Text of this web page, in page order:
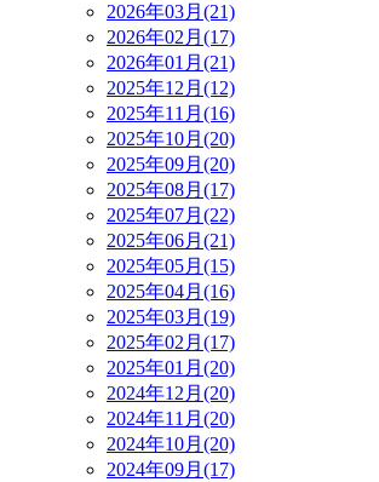
2026年03月(21)
2026年02月(17)
2026年01月(21)
2025年12月(12)
2025年11月(16)
2025年10月(20)
2025年09月(20)
2025年08月(17)
2025年07月(22)
2025年06月(21)
2025年05月(15)
2025年04月(16)
2025年03月(19)
2025年02月(17)
2025年01月(20)
2024年12月(20)
2024年11月(20)
2024年10月(20)
2024年09月(17)